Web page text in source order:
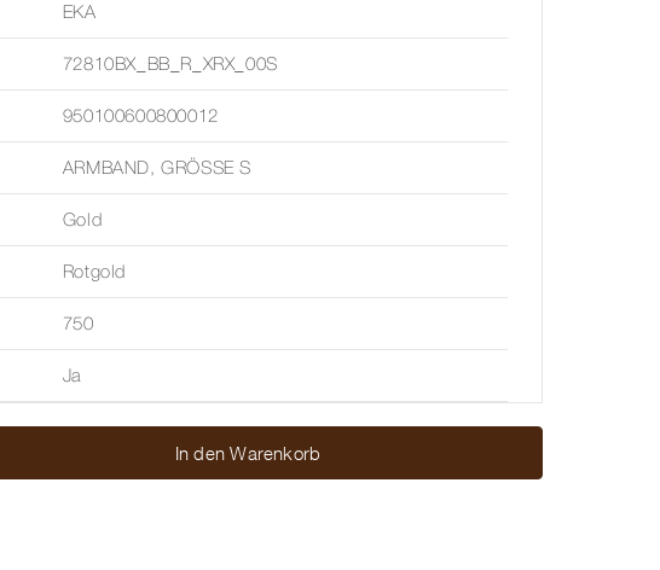
EKA
72810BX_BB_R_XRX_00S
950100600800012
ARMBAND, GRÖSSE S
Gold
Rotgold
750
Ja
In den Warenkorb